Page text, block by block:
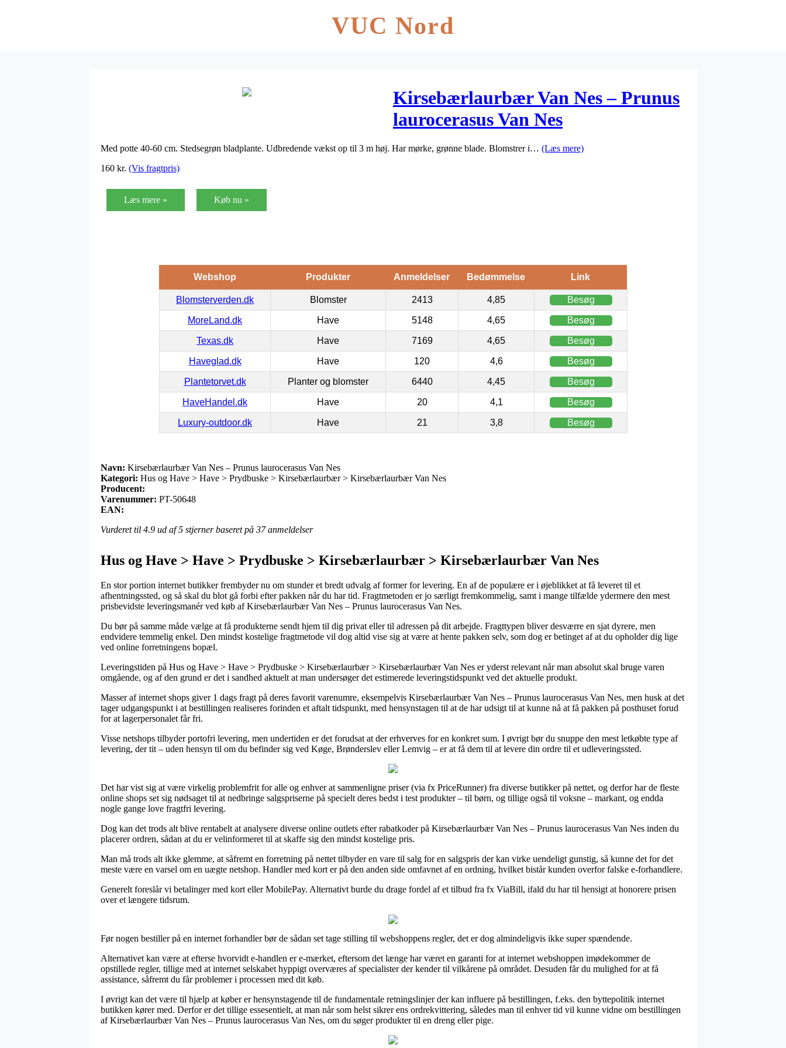
VUC Nord
Kirsebærlaurbær Van Nes – Prunus
laurocerasus Van Nes
Med potte 40-60 cm. Stedsegrøn bladplante. Udbredende vækst op til 3 m høj. Har mørke, grønne blade. Blomstrer i… (Læs mere)
160 kr. (Vis fragtpris)
Læs mere » Køb nu »
Webshop Produkter Anmeldelser Bedømmelse Link
Blomsterverden.dk Blomster 2413 4,85 Besøg
MoreLand.dk Have 5148 4,65 Besøg
Texas.dk Have 7169 4,65 Besøg
Haveglad.dk Have 120 4,6 Besøg
Plantetorvet.dk Planter og blomster 6440 4,45 Besøg
HaveHandel.dk Have 20 4,1 Besøg
Luxury-outdoor.dk Have 21 3,8 Besøg
Navn: Kirsebærlaurbær Van Nes – Prunus laurocerasus Van Nes
Kategori: Hus og Have > Have > Prydbuske > Kirsebærlaurbær > Kirsebærlaurbær Van Nes
Producent:
Varenummer: PT-50648
EAN:
Vurderet til 4.9 ud af 5 stjerner baseret på 37anmeldelser
Hus og Have > Have > Prydbuske > Kirsebærlaurbær > Kirsebærlaurbær Van Nes
En stor portion internet butikker frembyder nu om stunder et bredt udvalg af former for levering. En af de populære er i øjeblikket at få leveret til et
afhentningssted, og så skal du blot gå forbi efter pakken når du har tid. Fragtmetoden er jo særligt fremkommelig, samt i mange tilfælde ydermere den mest
prisbevidste leveringsmanér ved køb af Kirsebærlaurbær Van Nes – Prunus laurocerasus Van Nes.
Du bør på samme måde vælge at få produkterne sendt hjem til dig privat eller til adressen på dit arbejde. Fragttypen bliver desværre en sjat dyrere, men
endvidere temmelig enkel. Den mindst kostelige fragtmetode vil dog altid vise sig at være at hente pakken selv, som dog er betinget af at du opholder dig lige
ved online forretningens bopæl.
Leveringstiden på Hus og Have > Have > Prydbuske > Kirsebærlaurbær > Kirsebærlaurbær Van Nes er yderst relevant når man absolut skal bruge varen
omgående, og af den grund er det i sandhed aktuelt at man undersøger det estimerede leveringstidspunkt ved det aktuelle produkt.
Masser af internet shops giver 1 dags fragt på deres favorit varenumre, eksempelvis Kirsebærlaurbær Van Nes – Prunus laurocerasus Van Nes, men husk at det
tager udgangspunkt i at bestillingen realiseres forinden et aftalt tidspunkt, med hensynstagen til at de har udsigt til at kunne nå at få pakken på posthuset forud
for at lagerpersonalet får fri.
Visse netshops tilbyder portofri levering, men undertiden er det forudsat at der erhverves for en konkret sum. I øvrigt bør du snuppe den mest letkøbte type af
levering, der tit – uden hensyn til om du befinder sig ved Køge, Brønderslev eller Lemvig – er at få dem til at levere din ordre til et udleveringssted.
Det har vist sig at være virkelig problemfrit for alle og enhver at sammenligne priser (via fx PriceRunner) fra diverse butikker på nettet, og derfor har de fleste
online shops set sig nødsaget til at nedbringe salgspriserne på specielt deres bedst i test produkter – til børn, og tillige også til voksne – markant, og endda
nogle gange love fragtfri levering.
Dog kan det trods alt blive rentabelt at analysere diverse online outlets efter rabatkoder på Kirsebærlaurbær Van Nes – Prunus laurocerasus Van Nes inden du
placerer ordren, sådan at du er velinformeret til at skaffe sig den mindst kostelige pris.
Man må trods alt ikke glemme, at såfremt en forretning på nettet tilbyder en vare til salg for en salgspris der kan virke uendeligt gunstig, så kunne det for det
meste være en varsel om en uægte netshop. Handler med kort er på den anden side omfavnet af en ordning, hvilket bistår kunden overfor falske e-forhandlere.
Generelt foreslår vi betalinger med kort eller MobilePay. Alternativt burde du drage fordel af et tilbud fra fx ViaBill, ifald du har til hensigt at honorere prisen
over et længere tidsrum.
Før nogen bestiller på en internet forhandler bør de sådan set tage stilling til webshoppens regler, det er dog almindeligvis ikke super spændende.
Alternativet kan være at efterse hvorvidt e-handlen er e-mærket, eftersom det længe har været en garanti for at internet webshoppen imødekommer de
opstillede regler, tillige med at internet selskabet hyppigt overværes af specialister der kender til vilkårene på området. Desuden får du mulighed for at få
assistance, såfremt du får problemer i processen med dit køb.
I øvrigt kan det være til hjælp at køber er hensynstagende til de fundamentale retningslinjer der kan influere på bestillingen, f.eks. den byttepolitik internet
butikken kører med. Derfor er det tillige essesentielt, at man når som helst sikrer ens ordrekvittering, således man til enhver tid vil kunne vidne om bestillingen
af Kirsebærlaurbær Van Nes – Prunus laurocerasus Van Nes, om du søger produkter til en dreng eller pige.